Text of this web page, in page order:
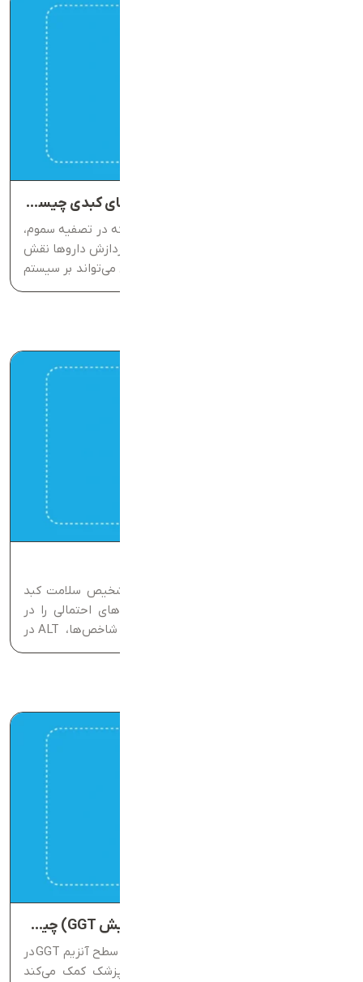
آزمایش عملکرد کبد (LFT) در تست‌های کبدی چیست؟
کبد یکی از حیاتی‌ترین اندام‌های بدن است که در تصفیه سموم،
متابولیسم مواد غذایی، تنظیم انرژی و حتی پردازش داروها نقش
اساسی دارد. کوچک‌ترین اختلال در عملکرد آن می‌تواند بر سیستم
ایمنی، سطح انرژی و حتی کیفیت زندگی تاثیر بگذارد....
آزمایش‌ خون یکی از اصلی‌ترین ابزارهای تشخیص سلامت کبد
است و به پزشکان کمک می‌کنند تا آسیب‌های احتمالی را در
مراحل اولیه شناسایی کنند. در میان این شاخص‌ها، ALT در
آزمایش خون اهمیت ویژه‌ای دارد؛ چرا که میزان آن نشان
آزمایش گاما گلوتامیل ترانسفراز (آزمایش GGT) چیست؟
آزمایش GGT، یک تست ساده خون است که سطح آنزیم GGT در
آزمایش خون را اندازه‌گیری می‌کند و به پزشک کمک می‌کند